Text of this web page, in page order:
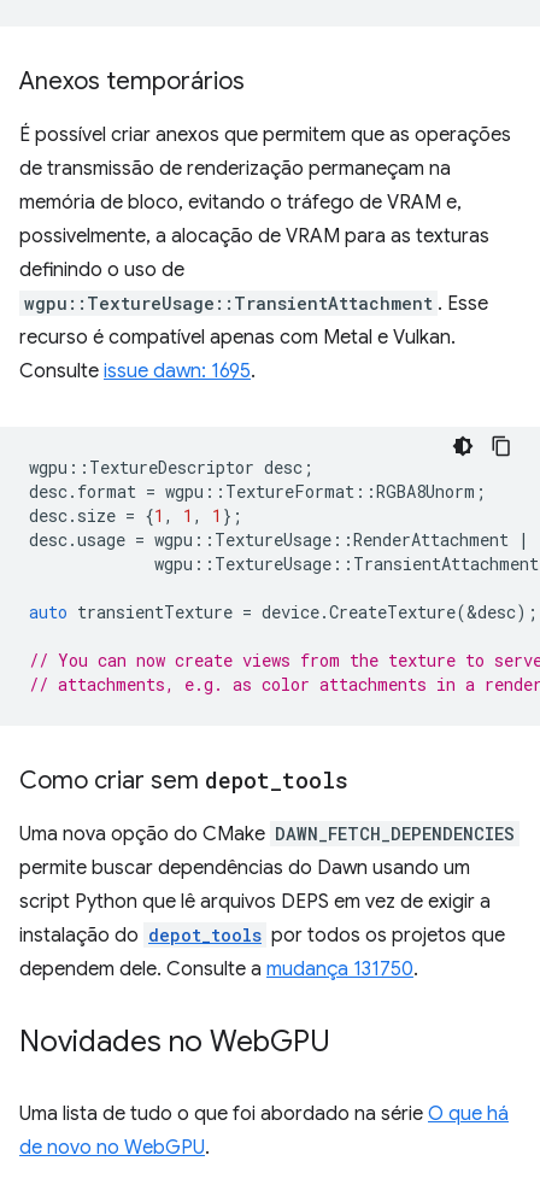
Anexos temporários
É possível criar anexos que permitem que as operações
de transmissão de renderização permaneçam na
memória de bloco, evitando o tráfego de VRAM e,
possivelmente, a alocação de VRAM para as texturas
definindo o uso de
wgpu::TextureUsage::TransientAttachment . Esse
recurso é compatível apenas com Metal e Vulkan.
Consulte issue dawn: 1695.
wgpu :: TextureDescriptor desc ;
desc. format = wgpu :: TextureFormat ::RGBA8Unorm ;
desc. size = {1 , 1 , 1 };
desc.usage = wgpu :: TextureUsage ::RenderAttachment
|
wgpu :: TextureUsage :: TransientAttachment
auto transientTexture = device.CreateTexture(&desc);
// You can now create views from the texture to
// attachments, e.g. as color attachments in a
Como criar sem depot tools
Uma nova opção do CMake DAWN_FETCH_DEPENDENCIES
permite buscar dependências do Dawn usando um
script Python que lê arquivos DEPS em vez de exigir a
instalação do depot_tools por todos os projetos que
dependem dele. Consulte a mudança 131750.
Novidades no WebGPU
Uma lista de tudo o que foi abordado na série O que há
de novo no WebGPU.